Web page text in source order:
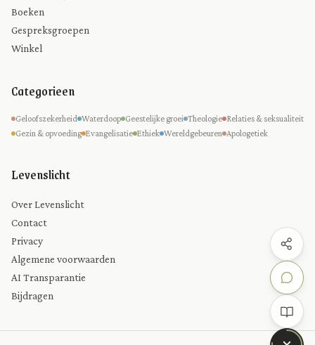
Boeken
Gespreksgroepen
Winkel
Categorieen
Geloofszekerheid Waterdoop Geestelijke groei Theologie Relaties & seksualiteit
Gezin & opvoeding Evangelisatie Ethiek Wereldgebeuren Apologetiek
Levenslicht
Over Levenslicht
Contact
Privacy
Algemene voorwaarden
AI Transparantie
Bijdragen